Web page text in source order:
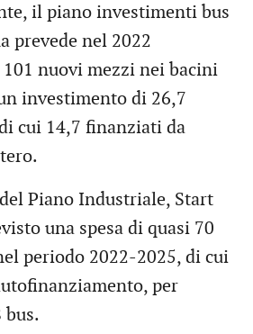
il piano investimenti bus
prevede nel 2022
nuovi mezzi nei bacini
investimento di 26,7
cui 14,7 finanziati da
Piano Industriale, Start
una spesa di quasi 70
periodo 2022-2025, di cui
per
bus.